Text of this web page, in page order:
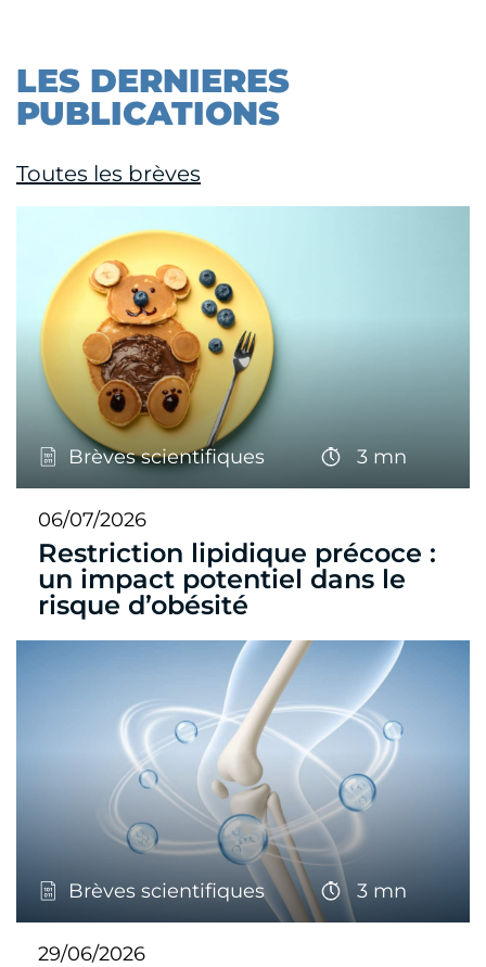
LES DERNIERES
PUBLICATIONS
Toutes les brèves
Brèves scientifiques 3 mn
06/07/2026
Restriction lipidique précoce :
un impact potentiel dans le
risque d’obésité
Brèves scientifiques 3 mn
29/06/2026